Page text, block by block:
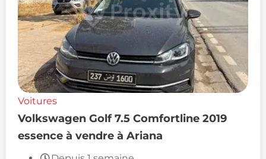
Voitures
Volkswagen Golf 7.5 Comfortline 2019
essence à vendre à Ariana